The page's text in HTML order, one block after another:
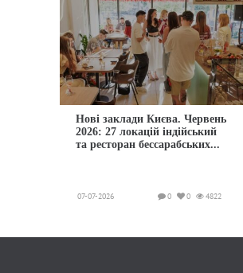
Нові заклади Києва. Червень
2026: 27 локацій індійський
та ресторан бессарабських...
07-07-2026 4822
0
0